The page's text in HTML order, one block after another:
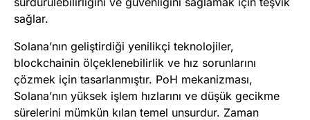
sağlar.
Solana’nın geliştirdiği yenilikçi teknolojiler,
blockchainin ölçeklenebilirlik ve hız sorunlarını
çözmek için tasarlanmıştır. PoH mekanizması,
Solana’nın yüksek işlem hızlarını ve düşük gecikme
sürelerini mümkün kılan temel unsurdur. Zaman